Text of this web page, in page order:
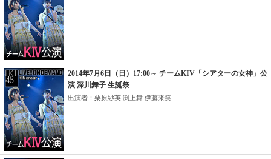
2014年7月6日（日）17:00～ チームKIV「シアターの女神」公
演 深川舞子 生誕祭
出演者：栗原紗英 渕上舞 伊藤来笑...